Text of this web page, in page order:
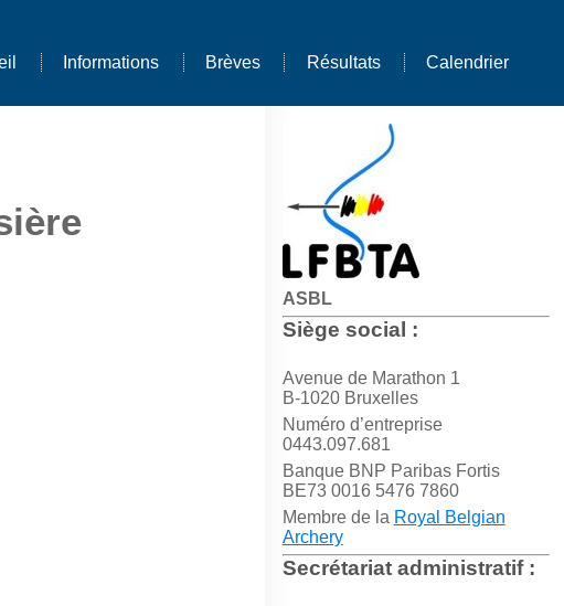
Informations Brèves Résultats Calendrier
ASBL
Siège social :
Avenue de Marathon 1
B-1020 Bruxelles
Numéro d’entreprise
0443.097.681
Banque BNP Paribas Fortis
BE73 0016 5476 7860
Membre de la Royal Belgian
Archery
Secrétariat administratif :